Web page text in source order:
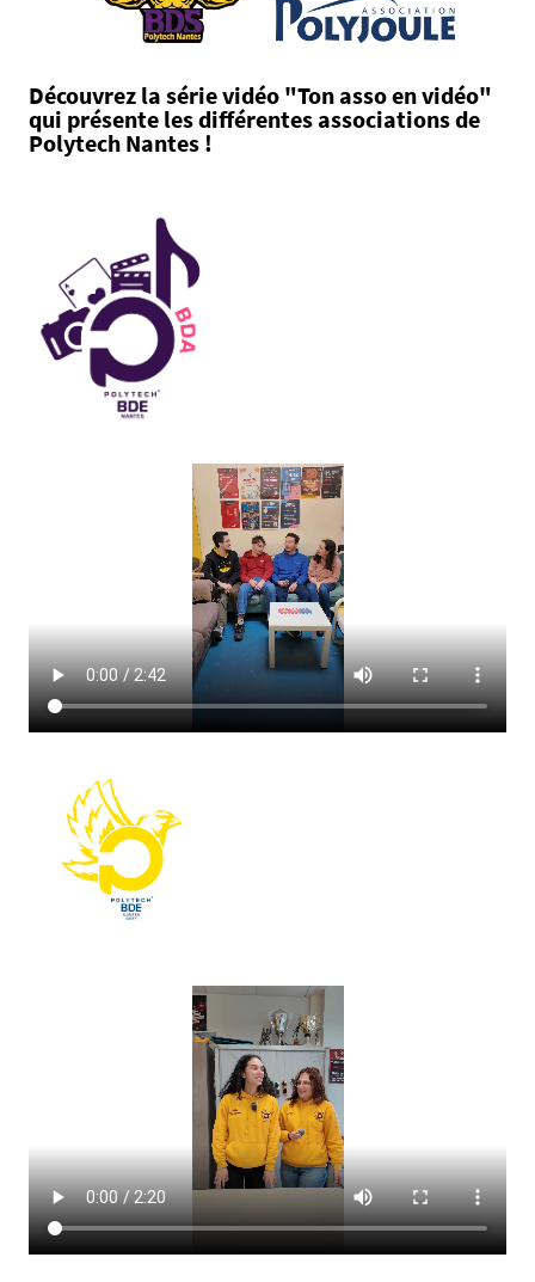
Découvrez la série vidéo "Ton asso en vidéo"
qui présente les différentes associations de
Polytech Nantes !